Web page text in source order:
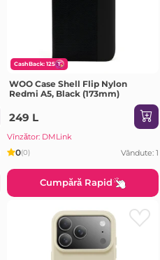
CashBack: 125
WOO Case Shell Flip Nylon
Redmi A5, Black (173mm)
249 L
Vînzător: DMLink
0(0) Vândute: 1
Cumpără Rapid